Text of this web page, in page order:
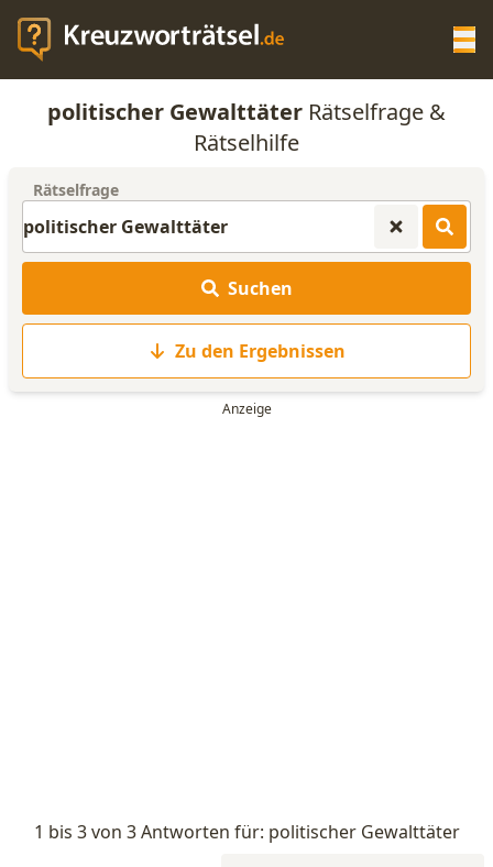
KREUZWORTRÄTSEL-HILFE
ANAGRAMM-GENERATOR
WORTLISTE
politischer Gewalttäter Rätselfrage &
Rätselhilfe
Rätselfrage
Suchen
Zu den Ergebnissen
1 bis 3 von 3 Antworten für: politischer Gewalttäter